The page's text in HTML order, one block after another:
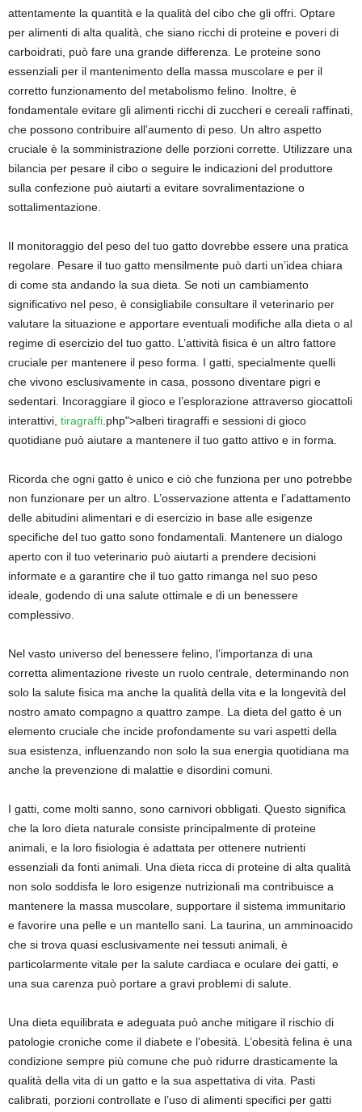
attentamente la quantità e la qualità del cibo che gli offri. Optare
per alimenti di alta qualità, che siano ricchi di proteine e poveri di
carboidrati, può fare una grande differenza. Le proteine sono
essenziali per il mantenimento della massa muscolare e per il
corretto funzionamento del metabolismo felino. Inoltre, è
fondamentale evitare gli alimenti ricchi di zuccheri e cereali raffinati,
che possono contribuire all’aumento di peso. Un altro aspetto
cruciale è la somministrazione delle porzioni corrette. Utilizzare una
bilancia per pesare il cibo o seguire le indicazioni del produttore
sulla confezione può aiutarti a evitare sovralimentazione o
sottalimentazione.
Il monitoraggio del peso del tuo gatto dovrebbe essere una pratica
regolare. Pesare il tuo gatto mensilmente può darti un’idea chiara
di come sta andando la sua dieta. Se noti un cambiamento
significativo nel peso, è consigliabile consultare il veterinario per
valutare la situazione e apportare eventuali modifiche alla dieta o al
regime di esercizio del tuo gatto. L’attività fisica è un altro fattore
cruciale per mantenere il peso forma. I gatti, specialmente quelli
che vivono esclusivamente in casa, possono diventare pigri e
sedentari. Incoraggiare il gioco e l’esplorazione attraverso giocattoli
interattivi, tiragraffi .php">alberi tiragraffi e sessioni di gioco
quotidiane può aiutare a mantenere il tuo gatto attivo e in forma.
Ricorda che ogni gatto è unico e ciò che funziona per uno potrebbe
non funzionare per un altro. L’osservazione attenta e l’adattamento
delle abitudini alimentari e di esercizio in base alle esigenze
specifiche del tuo gatto sono fondamentali. Mantenere un dialogo
aperto con il tuo veterinario può aiutarti a prendere decisioni
informate e a garantire che il tuo gatto rimanga nel suo peso
ideale, godendo di una salute ottimale e di un benessere
complessivo.
Nel vasto universo del benessere felino, l’importanza di una
corretta alimentazione riveste un ruolo centrale, determinando non
solo la salute fisica ma anche la qualità della vita e la longevità del
nostro amato compagno a quattro zampe. La dieta del gatto è un
elemento cruciale che incide profondamente su vari aspetti della
sua esistenza, influenzando non solo la sua energia quotidiana ma
anche la prevenzione di malattie e disordini comuni.
I gatti, come molti sanno, sono carnivori obbligati. Questo significa
che la loro dieta naturale consiste principalmente di proteine
animali, e la loro fisiologia è adattata per ottenere nutrienti
essenziali da fonti animali. Una dieta ricca di proteine di alta qualità
non solo soddisfa le loro esigenze nutrizionali ma contribuisce a
mantenere la massa muscolare, supportare il sistema immunitario
e favorire una pelle e un mantello sani. La taurina, un amminoacido
che si trova quasi esclusivamente nei tessuti animali, è
particolarmente vitale per la salute cardiaca e oculare dei gatti, e
una sua carenza può portare a gravi problemi di salute.
Una dieta equilibrata e adeguata può anche mitigare il rischio di
patologie croniche come il diabete e l’obesità. L’obesità felina è una
condizione sempre più comune che può ridurre drasticamente la
qualità della vita di un gatto e la sua aspettativa di vita. Pasti
calibrati, porzioni controllate e l’uso di alimenti specifici per gatti